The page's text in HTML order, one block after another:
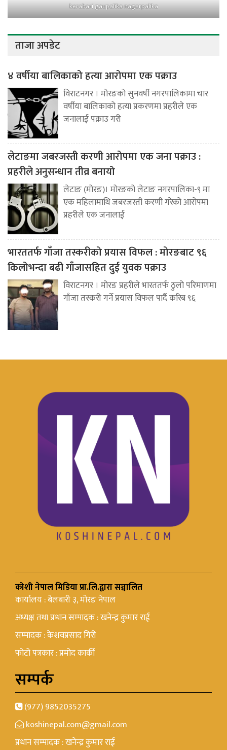
kerabari gaupalika nagarpalika
ताजा अपडेट
४ वर्षीया बालिकाको हत्या आरोपमा एक पक्राउ
विराटनगर । मोरङको सुनवर्षी नगरपालिकामा चार
वर्षीया बालिकाको हत्या प्रकरणमा प्रहरीले एक
जनालाई पक्राउ गरी
लेटाङमा जबरजस्ती करणी आरोपमा एक जना पक्राउ :
प्रहरीले अनुसन्धान तीव्र बनायो
लेटाङ (मोरङ)। मोरङको लेटाङ नगरपालिका-९ मा
एक महिलामाथि जबरजस्ती करणी गरेको आरोपमा
प्रहरीले एक जनालाई
भारततर्फ गाँजा तस्करीको प्रयास विफल : मोरङबाट ९६
किलोभन्दा बढी गाँजासहित दुई युवक पक्राउ
विराटनगर । मोरङ प्रहरीले भारततर्फ ठुलो परिमाणमा
गाँजा तस्करी गर्ने प्रयास विफल पार्दै करिब ९६
कोशी नेपाल मिडिया प्रा.लि.द्वारा सञ्चालित
कार्यालय : बेलबारी ३, मोरङ नेपाल
अध्यक्ष तथा प्रधान सम्पादक : खनेन्द्र कुमार राई
सम्पादक : केशवप्रसाद गिरी
फोटो पत्रकार : प्रमोद कार्की
सम्पर्क
(977) 9852035275
koshinepal.com@gmail.com
प्रधान सम्पादक : खनेन्द्र कुमार राई